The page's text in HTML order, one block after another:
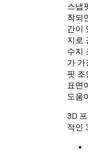
스냅
착되
간이
지로
수지
가 가
핏 조
표면
도움
3D
적인